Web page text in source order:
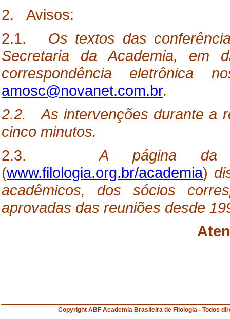
2. Avisos:
2.1. Os textos das
Secretaria da Academia, em
correspondência
amosc@novanet.com.br.
2.2. As intervenções durante a
cinco minutos.
2.3.A página da
(www.filologia.org.br/academia)
acadêmicos, dos sócios
aprovadas das reuniões desde
Copyright ABF Academia Brasileira de